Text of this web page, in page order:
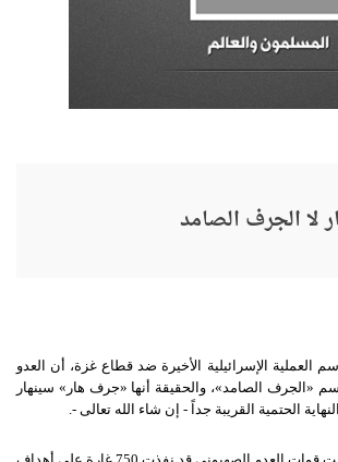
لا الجرف الصامد
العملية الإسرائيلية الأخيرة ضد قطاع غزة، أن العدو
«الجرف الصامد»، والحقيقة أنها «جرف هار » سينهار
الحتمية القريبة جداً - إن شاء الله تعالى -.